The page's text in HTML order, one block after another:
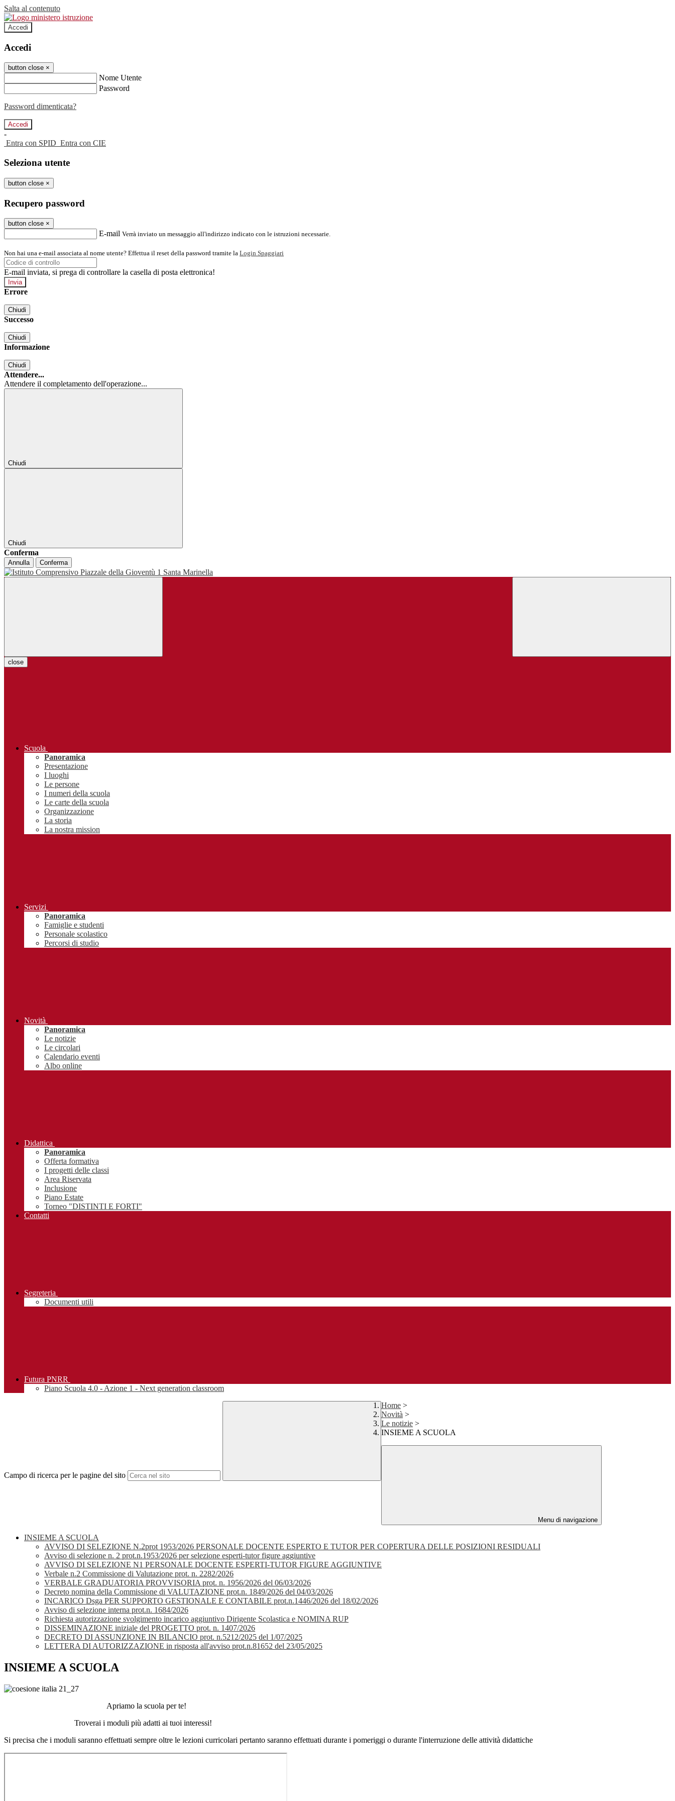
Salta al contenuto
Accedi
Accedi
button close ×
Nome Utente
Password
Password dimenticata?
-
Entra con SPID Entra con CIE
Seleziona utente
button close ×
Recupero password
button close ×
E-mail Verrà inviato un messaggio all'indirizzo indicato con le istruzioni necessarie.
Non hai una e-mail associata al nome utente? Effettua il reset della password tramite la Login Spaggiari
E-mail inviata, si prega di controllare la casella di posta elettronica!
Errore
Chiudi
Successo
Chiudi
Informazione
Chiudi
Attendere...
Attendere il completamento dell'operazione...
Chiudi
Chiudi
Conferma
Annulla Conferma
close
Scuola
Panoramica
Presentazione
I luoghi
Le persone
I numeri della scuola
Le carte della scuola
Organizzazione
La storia
La nostra mission
Servizi
Panoramica
Famiglie e studenti
Personale scolastico
Percorsi di studio
Novità
Panoramica
Le notizie
Le circolari
Calendario eventi
Albo online
Didattica
Panoramica
Offerta formativa
I progetti delle classi
Area Riservata
Inclusione
Piano Estate
Torneo "DISTINTI E FORTI"
Contatti
Segreteria
Documenti utili
Futura PNRR
Piano Scuola 4.0 - Azione 1 - Next generation classroom
Campo di ricerca per le pagine del sito
Home >
Novità >
Le notizie >
INSIEME A SCUOLA
Menu di navigazione
INSIEME A SCUOLA
AVVISO DI SELEZIONE N.2prot 1953/2026 PERSONALE DOCENTE ESPERTO E TUTOR PER COPERTURA DELLE POSIZIONI RESIDUALI
Avviso di selezione n. 2 prot.n.1953/2026 per selezione esperti-tutor figure aggiuntive
AVVISO DI SELEZIONE N1 PERSONALE DOCENTE ESPERTI-TUTOR FIGURE AGGIUNTIVE
Verbale n.2 Commissione di Valutazione prot. n. 2282/2026
VERBALE GRADUATORIA PROVVISORIA prot. n. 1956/2026 del 06/03/2026
Decreto nomina della Commissione di VALUTAZIONE prot.n. 1849/2026 del 04/03/2026
INCARICO Dsga PER SUPPORTO GESTIONALE E CONTABILE prot.n.1446/2026 del 18/02/2026
Avviso di selezione interna prot.n. 1684/2026
Richiesta autorizzazione svolgimento incarico aggiuntivo Dirigente Scolastica e NOMINA RUP
DISSEMINAZIONE iniziale del PROGETTO prot. n. 1407/2026
DECRETO DI ASSUNZIONE IN BILANCIO prot. n.5212/2025 del 1/07/2025
LETTERA DI AUTORIZZAZIONE in risposta all'avviso prot.n.81652 del 23/05/2025
INSIEME A SCUOLA
Apriamo la scuola per te!
Troverai i moduli più adatti ai tuoi interessi!
Si precisa che i moduli saranno effettuati sempre oltre le lezioni curricolari pertanto saranno effettuati durante i pomeriggi o durante l'interruzione delle attività didattiche